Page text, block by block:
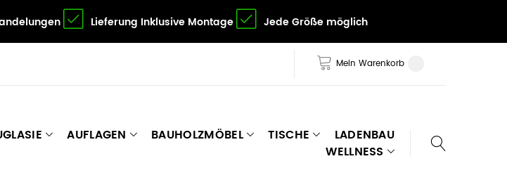
Lieferung Inklusive Montage Jede Größe möglich
Mein Warenkorb
AUFLAGEN BAUHOLZMÖBEL TISCHE
LADENBAU
WELLNESS